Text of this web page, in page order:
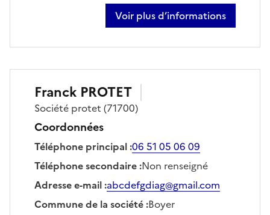
Voir plus d’informations
sur arnaud laplace
Franck PROTET
Société protet (71700)
Coordonnées
Téléphone principal:06 51 05 06 09
Téléphone secondaire:Non renseigné
Adresse e-mail:abcdefgdiag@gmail.com
Commune de la société:Boyer